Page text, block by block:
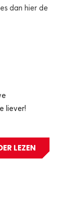
dan hier de
liever!
LEZEN